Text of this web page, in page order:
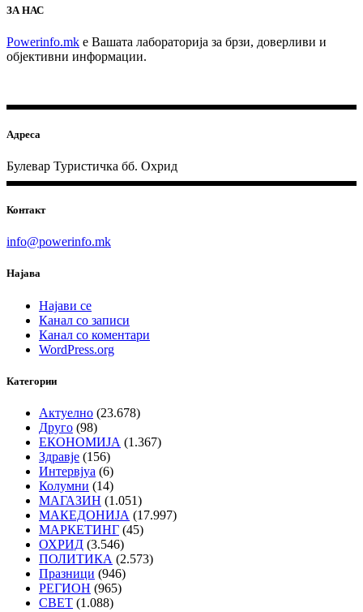
ЗА НАС
Powerinfo.mk e Вашата лабораторија за брзи, доверливи и
објективни информации.
Адреса
Булевар Туристичка бб. Охрид
Контакт
info@powerinfo.mk
Најава
Најави се
Канал со записи
Канал со коментари
WordPress.org
Категории
Актуелно (23.678)
Друго (98)
ЕКОНОМИЈА (1.367)
Здравје (156)
Интервјуа (6)
Колумни (14)
МАГАЗИН (1.051)
МАКЕДОНИЈА (17.997)
МАРКЕТИНГ (45)
ОХРИД (3.546)
ПОЛИТИКА (2.573)
Празници (946)
РЕГИОН (965)
СВЕТ (1.088)